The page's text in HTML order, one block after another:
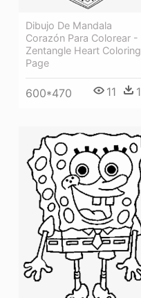
Dibujo De Mandala
Corazón Para Colorear -
Zentangle Heart Coloring
Page
600*470 11 1